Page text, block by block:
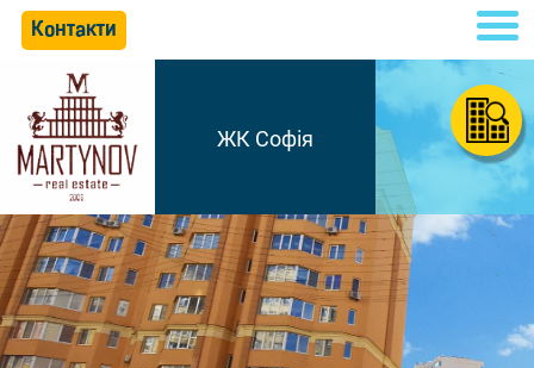
Контакти
ЖК Софія